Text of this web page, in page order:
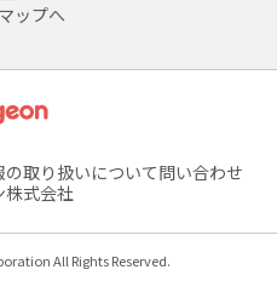
ップへ
の取り扱いについて問い合わせ
株式会社
All Rights Reserved.